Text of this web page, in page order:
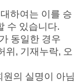
하여는 이를 승
수 있습니다.
동일한 경우
위, 기재누락, 오
의 실명이 아님